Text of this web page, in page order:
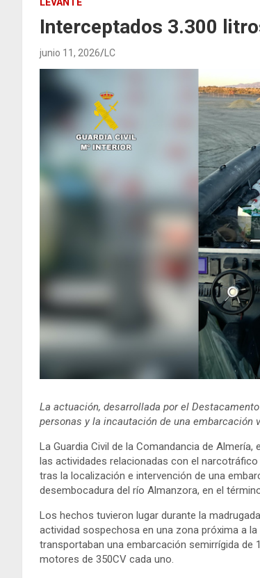
LEVANTE
Interceptados 3.300
junio 11, 2026 LC
La actuación, desarrollada por el
personas y la incautación de una embarcación
La Guardia Civil de la Comandancia de Almería,
las actividades relacionadas con el
tras la localización e intervención de una
desembocadura del río Almanzora, en el
Los hechos tuvieron lugar durante la
actividad sospechosa en una zona próxima a
transportaban una embarcación semirrígida de
motores de 350CV cada uno.